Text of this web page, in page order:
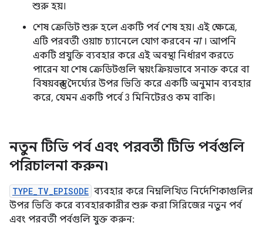
শুরু হয়।
শেষ ক্রেডিট শুরু হলে একটি পর্ব শেষ হয়। এই ক্ষেত্রে,
এটি পরবর্তী ওয়াচ চ্যানেলে যোগ করবেন না। আপনি
একটি প্রযুক্তি ব্যবহার করে এই অবস্থা নির্ধারণ করতে
পারেন যা শেষ ক্রেডিটগুলি স্বয়ংক্রিয়ভাবে সনাক্ত করে বা
বিষয়বস্তুর দৈর্ঘ্যের উপর ভিত্তি করে একটি অনুমান ব্যবহার
করে, যেমন একটি পর্বে 3 মিনিটেরও কম বাকি।
নতুন টিভি পর্ব এবং পরবর্তী টিভি পর্বগুলি
পরিচালনা করুন৷
TYPE_TV_EPISODE ব্যবহার করে নিম্নলিখিত নির্দেশিকাগুলির
উপর ভিত্তি করে ব্যবহারকারীর শুরু করা সিরিজের নতুন পর্ব
এবং পরবর্তী পর্বগুলি যুক্ত করুন: